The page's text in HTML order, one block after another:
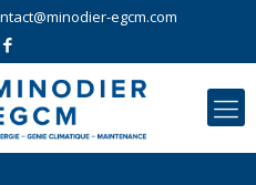
egcm.com